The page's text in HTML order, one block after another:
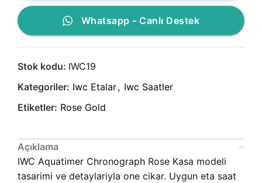
Whatsapp - Canlı Destek
Stok kodu: IWC19
Kategoriler: Iwc Etalar, Iwc Saatler
Etiketler: Rose Gold
Açıklama
IWC Aquatimer Chronograph Rose Kasa modeli
tasarimi ve detaylariyla one cikar. Uygun eta saat